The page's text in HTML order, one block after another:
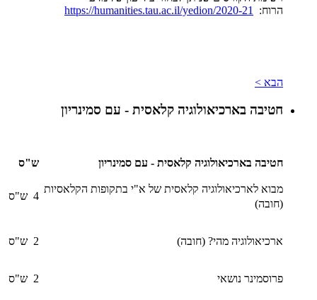
הרוח: https://humanities.tau.ac.il/yedion/2020-21
הבא >
חטיבה בארכיאולוגיה קלאסית - עם סמינריון
חטיבה בארכיאולוגיה קלאסית - עם סמינריון ש"ס
מבוא לארכיאולוגיה קלאסית של א"י בתקופות הקלאסיות
(חובה)
4 ש"ס
ארכיאולוגיה מהי? (חובה) 2 ש"ס
פרוסמינר נושאי 2 ש"ס